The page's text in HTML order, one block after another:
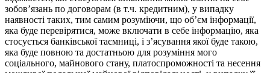
зобов’язань по договорам (в т.ч. кредитним), у випадку
наявності таких, тим самим розуміючи, що об’єм інформації,
яка буде перевірятися, може включати в себе інформацію, яка
стосується банківської таємниці, і з’ясування якої буде такою,
яка буде повною та достатньою для розуміння мого
соціального, майнового стану, платоспроможності та несення